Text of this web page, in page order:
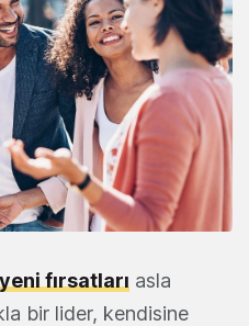
yeni fırsatları asla
bir lider, kendisine